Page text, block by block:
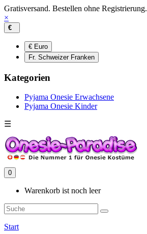
Gratisversand. Bestellen ohne Registrierung.
×
€
€ Euro
Fr. Schweizer Franken
Kategorien
Pyjama Onesie Erwachsene
Pyjama Onesie Kinder
☰
0
Warenkorb ist noch leer
Start